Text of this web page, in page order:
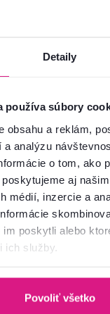
Detaily
používa súbory
obsahu a reklám,
a analýzu
o tom, ako
aj
médií, inzercie a
poskytli alebo
ich služby.
Povoliť všetko
ružová,
látka/
NEW
2 Farba -